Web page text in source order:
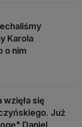
Karola
o nim
wzięła się
Już
Daniel